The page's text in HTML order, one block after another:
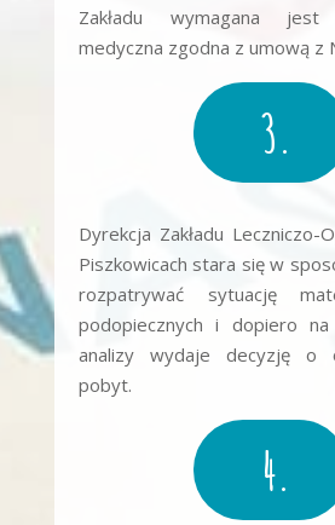
Zakładu wymagana jest
medyczna zgodna z umową z
3.
Dyrekcja Zakładu Leczniczo-
Piszkowicach stara się w
rozpatrywać sytuację
podopiecznych i dopiero
analizy wydaje decyzję o
pobyt.
4.